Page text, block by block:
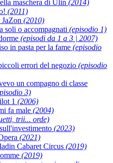
maschera di Ulin (2014)
(2011)
JaZon (2010)
soli o accompagnati (episodio 1)
(episodi da 1 a 3 | 2007)
in pasta per la fame (episodio
errori del negozio (episodio
un compagno di classe
3)
1 (2006)
fa male (2004)
trii... orde)
(2023)
(2021)
Cabaret Circus (2019)
(2019)